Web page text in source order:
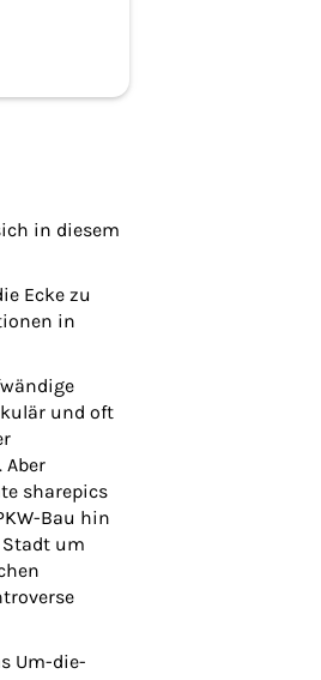
in diesem
Ecke zu
in
und oft
sharepics
Bau hin
um
Um-die-